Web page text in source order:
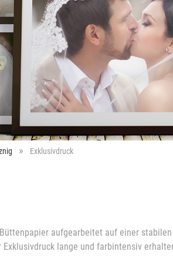
Exklusivdruck
aufgearbeitet auf einer
lange und farbintensiv